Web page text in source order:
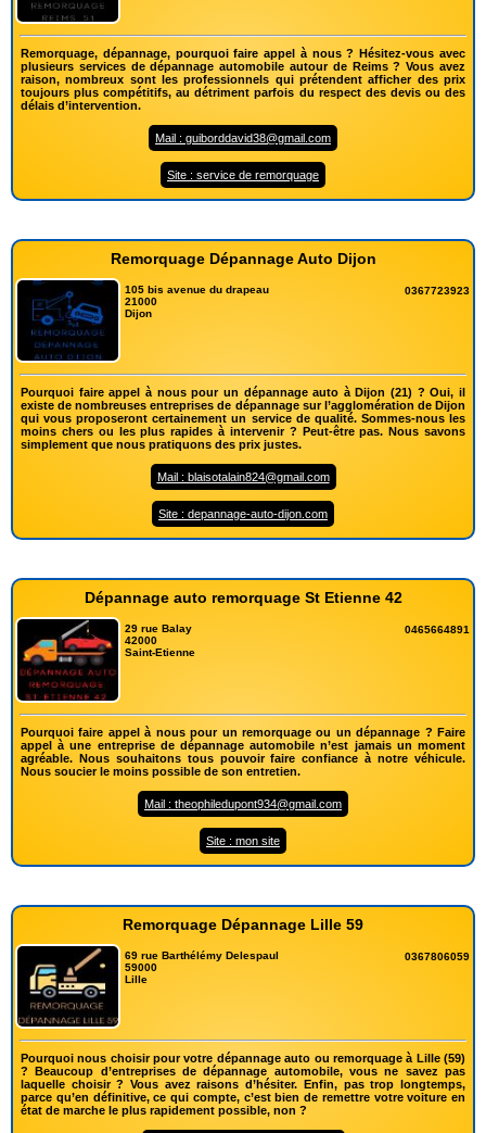
Remorquage, dépannage, pourquoi faire appel à nous ? Hésitez-vous avec
plusieurs services de dépannage automobile autour de Reims ? Vous avez
raison, nombreux sont les professionnels qui prétendent afficher des prix
toujours plus compétitifs, au détriment parfois du respect des devis ou des
délais d’intervention.
Mail : guiborddavid38@gmail.com
Site : service de remorquage
Remorquage Dépannage Auto Dijon
105 bis avenue du drapeau
21000
Dijon
0367723923
Pourquoi faire appel à nous pour un dépannage auto à Dijon (21) ? Oui, il
existe de nombreuses entreprises de dépannage sur l’agglomération de Dijon
qui vous proposeront certainement un service de qualité. Sommes-nous les
moins chers ou les plus rapides à intervenir ? Peut-être pas. Nous savons
simplement que nous pratiquons des prix justes.
Mail : blaisotalain824@gmail.com
Site : depannage-auto-dijon.com
Dépannage auto remorquage St Etienne 42
29 rue Balay
42000
Saint-Etienne
0465664891
Pourquoi faire appel à nous pour un remorquage ou un dépannage ? Faire
appel à une entreprise de dépannage automobile n’est jamais un moment
agréable. Nous souhaitons tous pouvoir faire confiance à notre véhicule.
Nous soucier le moins possible de son entretien.
Mail : theophiledupont934@gmail.com
Site : mon site
Remorquage Dépannage Lille 59
69 rue Barthélémy Delespaul
59000
Lille
0367806059
Pourquoi nous choisir pour votre dépannage auto ou remorquage à Lille (59)
? Beaucoup d’entreprises de dépannage automobile, vous ne savez pas
laquelle choisir ? Vous avez raisons d’hésiter. Enfin, pas trop longtemps,
parce qu’en définitive, ce qui compte, c’est bien de remettre votre voiture en
état de marche le plus rapidement possible, non ?